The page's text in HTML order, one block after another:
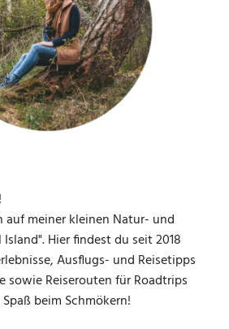
auf meiner kleinen Natur- und
Hier findest du seit 2018
Ausflugs- und Reisetipps
sowie Reiserouten für Roadtrips
beim Schmökern!